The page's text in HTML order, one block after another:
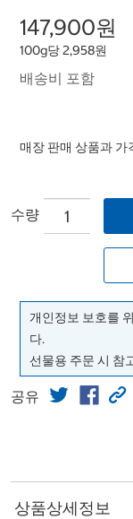
147,900원
100g당 2,958원
배송비 포함
매장 판매 상품과 가
수량
개인정보 보호를
다.
선물용 주문 시 참
공유
상품상세정보